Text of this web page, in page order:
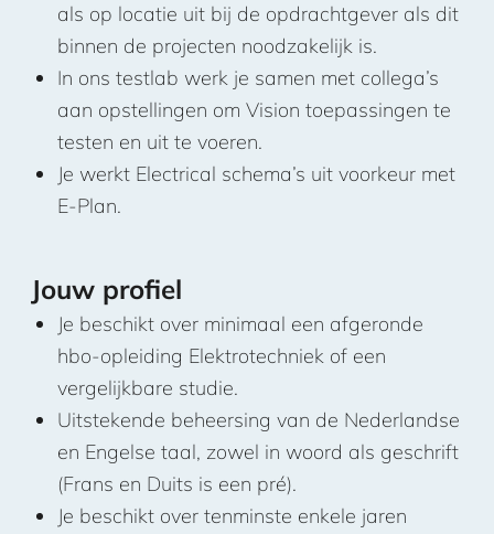
als op locatie uit bij de opdrachtgever als dit
binnen de projecten noodzakelijk is.
In ons testlab werk je samen met collega’s
aan opstellingen om Vision toepassingen te
testen en uit te voeren.
Je werkt Electrical schema’s uit voorkeur met
E-Plan.
Jouw profiel
Je beschikt over minimaal een afgeronde
hbo-opleiding Elektrotechniek of een
vergelijkbare studie.
Uitstekende beheersing van de Nederlandse
en Engelse taal, zowel in woord als geschrift
(Frans en Duits is een pré).
Je beschikt over tenminste enkele jaren